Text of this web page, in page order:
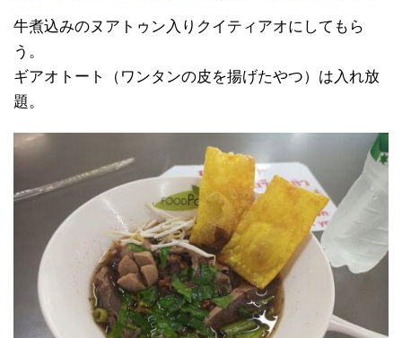
牛煮込みのヌアトゥン入りクイティアオにしてもら
う。
ギアオトート（ワンタンの皮を揚げたやつ）は入れ放
題。